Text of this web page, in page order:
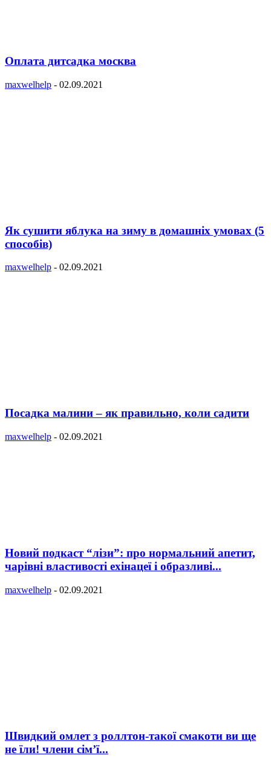
Оплата дитсадка москва
maxwelhelp - 02.09.2021
Як сушити яблука на зиму в домашніх умовах (5
способів)
maxwelhelp - 02.09.2021
Посадка малини – як правильно, коли садити
maxwelhelp - 02.09.2021
Новий подкаст “лізи”: про нормальний апетит,
чарівні властивості ехінацеї і образливі...
maxwelhelp - 02.09.2021
Швидкий омлет з роллтон-такої смакоти ви ще
не їли! члени сім’ї...